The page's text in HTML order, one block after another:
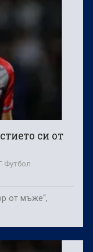
си от
Футбол
от мъже“,